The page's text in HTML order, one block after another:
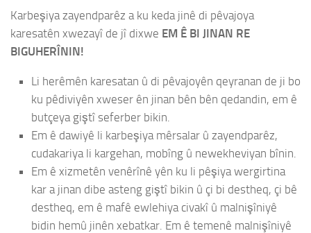
Karbeşiya zayendparêz a ku keda jinê di pêvajoya
karesatên xwezayî de jî dixwe EM Ê BI JINAN RE
BIGUHERÎNIN!
Li herêmên karesatan û di pêvajoyên qeyranan de ji bo
ku pêdiviyên xweser ên jinan bên bên qedandin, em ê
butçeya giştî seferber bikin.
Em ê dawiyê li karbeşiya mêrsalar û zayendparêz,
cudakariya li kargehan, mobîng û newekheviyan bînin.
Em ê xizmetên venêrînê yên ku li pêşiya wergirtina
kar a jinan dibe asteng giştî bikin û çi bi destheq, çi bê
destheq, em ê mafê ewlehiya civakî û malnişîniyê
bidin hemû jinên xebatkar. Em ê temenê malnişîniyê